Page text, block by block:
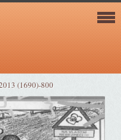
(1690)-800